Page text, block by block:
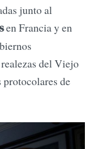
junto al
en Francia y en
del Viejo
de